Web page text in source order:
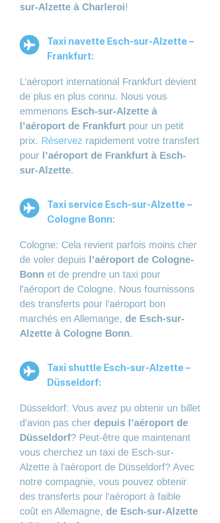
sur-Alzette à Charleroi!
Taxi navette Esch-sur-Alzette –
Frankfurt:
L’aéroport international Frankfurt devient
de plus en plus connu. Nous vous
emmenons Esch-sur-Alzette à
l’aéroport de Frankfurt pour un petit
prix. Réservez rapidement votre transfert
pour l’aéroport de Frankfurt à Esch-
sur-Alzette.
Taxi service Esch-sur-Alzette –
Cologne Bonn:
Cologne: Cela revient parfois moins cher
de voler depuis l’aéroport de Cologne-
Bonn et de prendre un taxi pour
l’aéroport de Cologne. Nous fournissons
des transferts pour l’aéroport bon
marchés en Allemange, de Esch-sur-
Alzette à Cologne Bonn.
Taxi shuttle Esch-sur-Alzette –
Düsseldorf:
Düsseldorf: Vous avez pu obtenir un billet
d’avion pas cher depuis l’aéroport de
Düsseldorf? Peut-être que maintenant
vous cherchez un taxi de Esch-sur-
Alzette à l’aéroport de Düsseldorf? Avec
notre compagnie, vous pouvez obtenir
des transferts pour l’aéroport à faible
coût en Allemagne, de Esch-sur-Alzette